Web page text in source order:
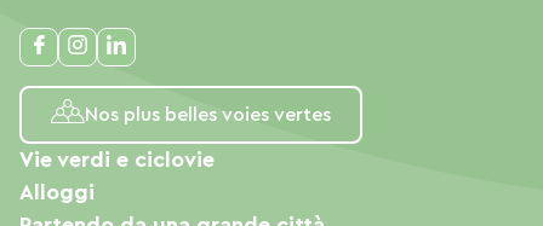
Nos plus belles voies vertes
Vie verdi e ciclovie
Alloggi